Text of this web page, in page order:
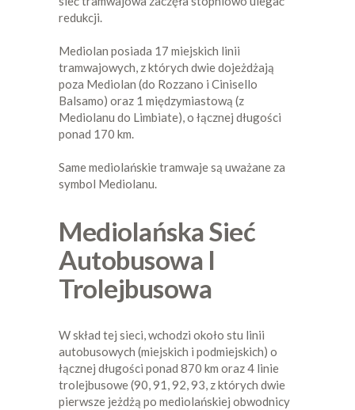
redukcji.
Mediolan posiada 17 miejskich linii
tramwajowych, z których dwie dojeżdżają
poza Mediolan (do Rozzano i Cinisello
Balsamo) oraz 1 międzymiastową (z
Mediolanu do Limbiate), o łącznej długości
ponad 170 km.
Same mediolańskie tramwaje są uważane za
symbol Mediolanu.
Mediolańska Sieć
Autobusowa I
Trolejbusowa
W skład tej sieci, wchodzi około stu linii
autobusowych (miejskich i podmiejskich) o
łącznej długości ponad 870 km oraz 4 linie
trolejbusowe (90, 91, 92, 93, z których dwie
pierwsze jeżdżą po mediolańskiej obwodnicy